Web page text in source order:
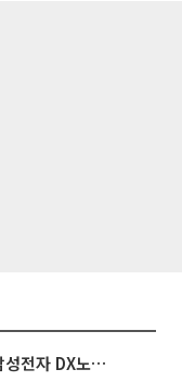
3445억 자사주 지급 마쳤는데...삼성전자 DX노조, 뒤늦은 '떼쓰기 집회'